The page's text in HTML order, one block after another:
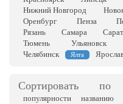
Нижний Новгород
Оренбург
Пенза
Рязань
Самара
Тюмень
Ульяновск
Челябинск
Ялта
Сортировать по
популярности
названию